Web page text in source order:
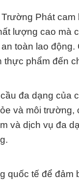
Phát
lượng cao mà
toàn lao
phẩm đến
đa dạng của
và môi trường,
và dịch vụ đa
quốc tế để đảm